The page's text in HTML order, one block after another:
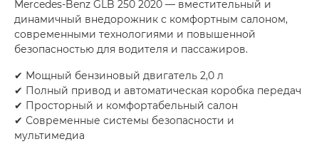
Mercedes-Benz GLB 250 2020 — вместительный и
динамичный внедорожник с комфортным салоном,
современными технологиями и повышенной
безопасностью для водителя и пассажиров.
✔ Мощный бензиновый двигатель 2,0 л
✔ Полный привод и автоматическая коробка передач
✔ Просторный и комфортабельный салон
✔ Современные системы безопасности и
мультимедиа